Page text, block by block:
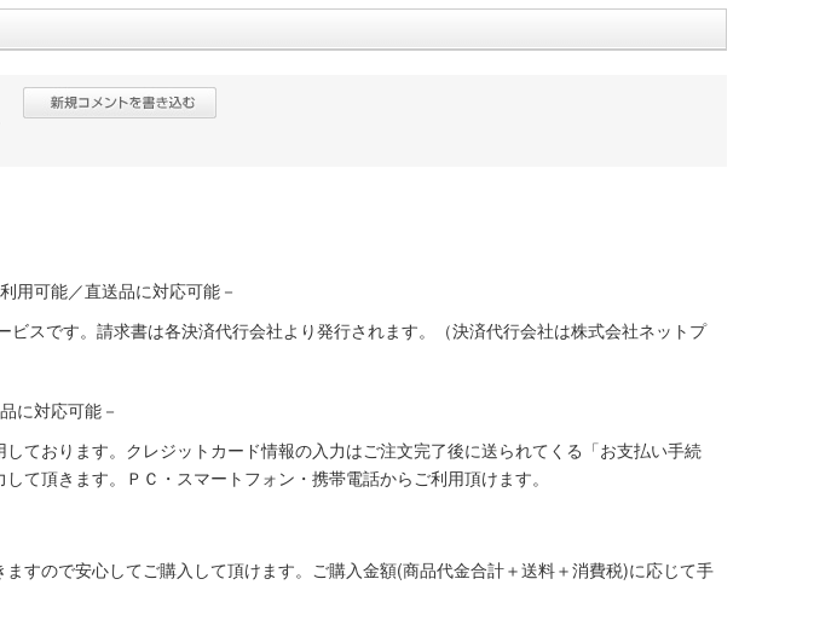
用可能／直送品に対応可能－
スです。請求書は各決済代行会社より発行されます。（決済代行会社は株式会社ネットプ
に対応可能－
ております。クレジットカード情報の入力はご注文完了後に送られてくる「お支払い手続
て頂きます。ＰＣ・スマートフォン・携帯電話からご利用頂けます。
すので安心してご購入して頂けます。ご購入金額(商品代金合計＋送料＋消費税)に応じて手